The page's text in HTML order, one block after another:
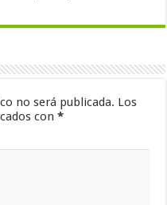
no será publicada. Los
con*